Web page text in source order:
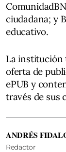
ciudadana; y
educativo.
La institución
oferta de
ePUB y
través de sus
ANDRÉS
Redactor